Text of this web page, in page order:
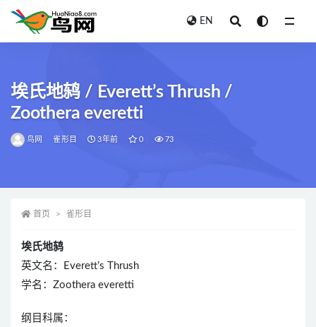
EN
埃氏地鸫 / Everett’s Thrush /
Zoothera everetti
鸟网 雀形目 3年前 0 73
首页 雀形目
埃氏地鸫
英文名：Everett’s Thrush
学名：Zoothera everetti
纲目科属：